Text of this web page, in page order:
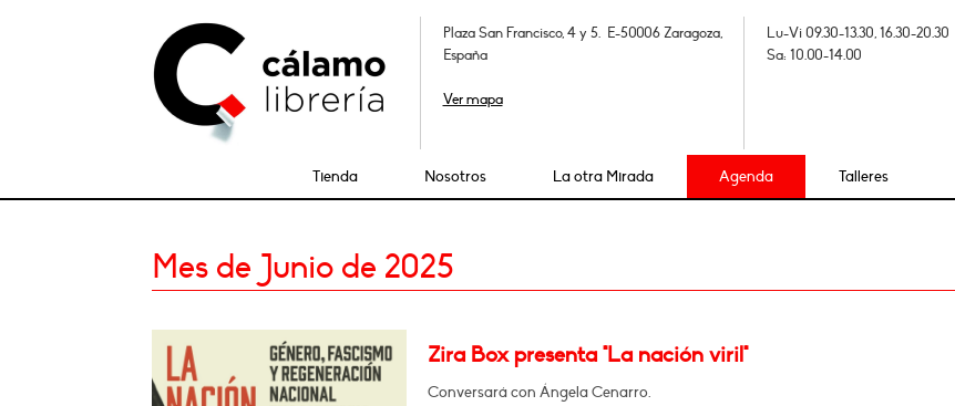
Plaza San Francisco, 4 y 5. E-50006 Zaragoza,
España
Ver mapa
Lu-Vi 09.30-13.30, 16.30-20.30
Sa: 10.00-14.00
Tienda Nosotros La otra Mirada Agenda Talleres
Mes de Junio de 2025
Zira Box presenta "La nación viril"
Conversará con Ángela Cenarro.